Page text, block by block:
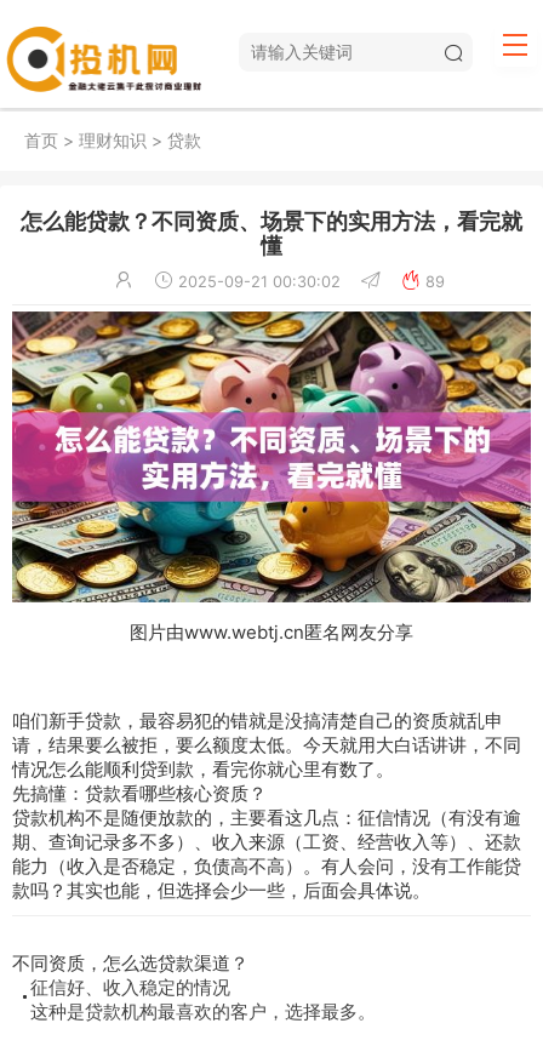
首页 > 理财知识 > 贷款
怎么能贷款？不同资质、场景下的实用方法，看完就
懂
2025-09-21 00:30:02 89
图片由www.webtj.cn匿名网友分享
咱们新手贷款，最容易犯的错就是没搞清楚自己的资质就乱申
请，结果要么被拒，要么额度太低。今天就用大白话讲讲，不同
情况怎么能顺利贷到款，看完你就心里有数了。
先搞懂：贷款看哪些核心资质？
贷款机构不是随便放款的，主要看这几点：征信情况（有没有逾
期、查询记录多不多）、收入来源（工资、经营收入等）、还款
能力（收入是否稳定，负债高不高）。有人会问，没有工作能贷
款吗？其实也能，但选择会少一些，后面会具体说。
不同资质，怎么选贷款渠道？
征信好、收入稳定的情况
这种是贷款机构最喜欢的客户，选择最多。